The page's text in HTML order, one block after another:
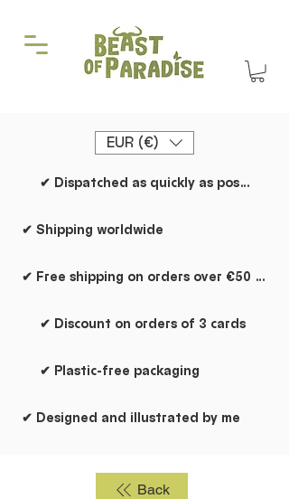
EUR (€)
✔ Dispatched as quickly as possible
✔ Shipping worldwide
✔ Free shipping on orders over €50 within the Netherlands
✔ Discount on orders of 3 cards
✔ Plastic-free packaging
✔ Designed and illustrated by me
Back